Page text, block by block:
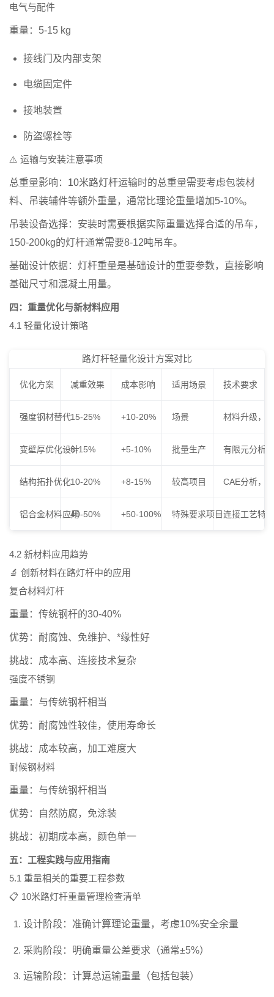
电气与配件
重量：5-15 kg
接线门及内部支架
电缆固定件
接地装置
防盗螺栓等
⚠️ 运输与安装注意事项
总重量影响： 10米路灯杆运输时的总重量需要考虑包装材
料、吊装辅件等额外重量，通常比理论重量增加5-10%。
吊装设备选择： 安装时需要根据实际重量选择合适的吊车，
150-200kg的灯杆通常需要8-12吨吊车。
基础设计依据： 灯杆重量是基础设计的重要参数，直接影响
基础尺寸和混凝土用量。
四：重量优化与新材料应用
4.1 轻量化设计策略
路灯杆轻量化设计方案对比
优化方案 减重效果 成本影响 适用场景 技术要求
强度钢材替代15-25% +10-20% 场景 材料升级，
变壁厚优化设计8-15% +5-10% 批量生产 有限元分析
结构拓扑优化10-20% +8-15% 较高项目 CAE分析，
铝合金材料应用40-50% +50-100% 特殊要求项目连接工艺特
4.2 新材料应用趋势
🔬 创新材料在路灯杆中的应用
复合材料灯杆
重量： 传统钢杆的30-40%
优势： 耐腐蚀、免维护、*缘性好
挑战： 成本高、连接技术复杂
强度不锈钢
重量： 与传统钢杆相当
优势： 耐腐蚀性较佳，使用寿命长
挑战： 成本较高，加工难度大
耐候钢材料
重量： 与传统钢杆相当
优势： 自然防腐，免涂装
挑战： 初期成本高，颜色单一
五：工程实践与应用指南
5.1 重量相关的重要工程参数
📋 10米路灯杆重量管理检查清单
设计阶段： 准确计算理论重量，考虑10%安全余量
采购阶段： 明确重量公差要求（通常±5%）
运输阶段： 计算总运输重量（包括包装）